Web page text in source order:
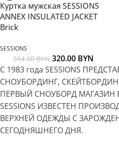
Куртка мужская SESSIONS
ANNEX INSULATED JACKET
Brick
SESSIONS
554.00BYN 320.00 BYN
С 1983 года SESSIONS
СНОУБОРДИНГ,
ПЕРВЫЙ СНОУБОРД МАГАЗИН
SESSIONS ИЗВЕСТЕН
ВЕРХНЕЙ ОДЕЖДЫ С
СЕГОДНЯШНЕГО ДНЯ.